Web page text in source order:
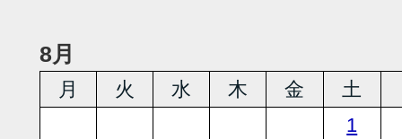
8月
月 火 水 木 金 土
1